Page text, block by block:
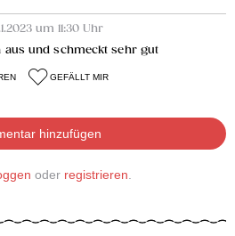
um 11:30 Uhr
aus und schmeckt sehr gut
GEFÄLLT MIR
hinzufügen
oder registrieren.